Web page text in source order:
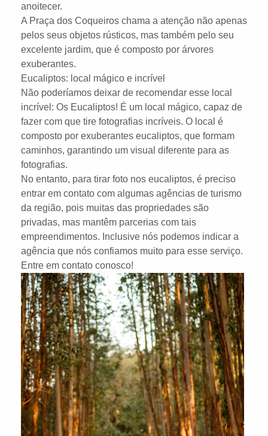
anoitecer.
A Praça dos Coqueiros chama a atenção não apenas
pelos seus objetos rústicos, mas também pelo seu
excelente jardim, que é composto por árvores
exuberantes.
Eucaliptos: local mágico e incrível
Não poderíamos deixar de recomendar esse local
incrível: Os Eucaliptos! É um local mágico, capaz de
fazer com que tire fotografias incríveis. O local é
composto por exuberantes eucaliptos, que formam
caminhos, garantindo um visual diferente para as
fotografias.
No entanto, para tirar foto nos eucaliptos, é preciso
entrar em contato com algumas agências de turismo
da região, pois muitas das propriedades são
privadas, mas mantêm parcerias com tais
empreendimentos. Inclusive nós podemos indicar a
agência que nós confiamos muito para esse serviço.
Entre em contato conosco!